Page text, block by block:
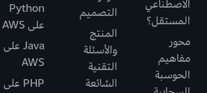
الاصطناعي
المستقل؟
محور
مفاهيم
الحوسبة
التصميم
المنتج
والأسئلة
التقنية
الشائعة
Python
على AWS
Java على
AWS
PHP على